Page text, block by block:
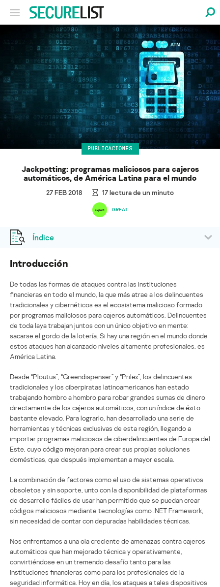
PUBLICACIONES
Jackpotting: programas maliciosos para cajeros
automáticos, de América Latina para el mundo
27 FEB 2018 17lectura de un minuto
GREAT
Índice
Introducción
De todas las formas de ataques contra las instituciones
financieras en todo el mundo, la que más atrae a los delincuentes
tradicionales y cibernéticos es el ecosistema malicioso formado
por programas maliciosos para cajeros automáticos. Delincuentes
de toda laya trabajan juntos con un único objetivo en mente:
sacarse el gordo de la lotería. Si hay una región en el mundo donde
estos ataques han alcanzado niveles altamente profesionales, es
América Latina.
Desde “Ploutus”, “Greendispenser” y “Prilex”, los delincuentes
tradicionales y los ciberpiratas latinoamericanos han estado
trabajando hombro a hombro para robar grandes sumas de dinero
directamente de los cajeros automáticos, con un índice de éxito
bastante elevado. Para lograrlo, han desarrollado una serie de
herramientas y técnicas exclusivas de esta región, llegando a
importar programas maliciosos de ciberdelincuentes de Europa del
Este, cuyo código mejoran para crear sus propias soluciones
domésticas, que después implementan a mayor escala.
La combinación de factores como el uso de sistemas operativos
obsoletos y sin soporte, unto con la disponibilidad de plataformas
de desarrollo fáciles de usar han permitido que se puedan crear
códigos maliciosos mediante tecnologías como .NET Framework,
sin necesidad de contar con depuradas habilidades técnicas.
Nos enfrentamos a una ola creciente de amenazas contra cajeros
automáticos que han mejorado técnica y operativamente,
convirtiéndose en un tremendo desafío tanto para las
instituciones financieras como para los profesionales de la
seguridad informática. Hoy en día, los ataques a tales dispositivos